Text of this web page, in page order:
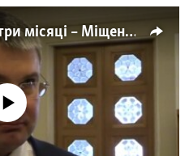
Я підставив плече на три місяці – Міщенко
currently available